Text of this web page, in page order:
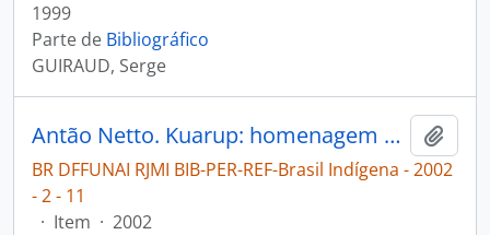
1999
Parte de Bibliográfico
GUIRAUD, Serge
Antão Netto. Kuarup: homenagem aos mortos [Brasil Indígena]
BR DFFUNAI RJMI BIB-PER-REF-Brasil Indígena - 2002
- 2 - 11
· Item · 2002